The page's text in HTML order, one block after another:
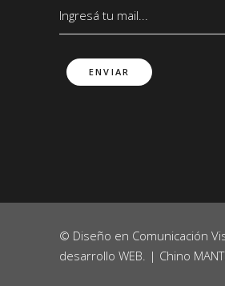
© Diseño en Comunicación
desarrollo WEB. | Chino